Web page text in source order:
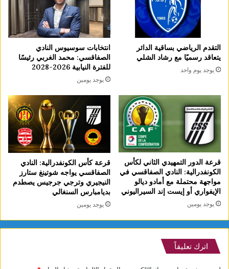
التقدم الرياضي بساقية الدائر
يتعاقد رسميًا مع رشاد الشلي
يوجد يوم واحد
انتخابات سوسيوس النادي
الصفاقسي: محمد الغربي رئيسًا
للفترة النيابية 2026-2028
يوجد يومين
قرعة الدور التمهيدي الثاني لكأس
الكونفدرالية: النادي الصفاقسي في
مواجهة محتملة مع أمادو ديالو
الإيفواري أو إيست إند السيراليوني
يوجد يومين
قرعة كأس الكونفدرالية: النادي
الصفاقسي يواجه شوتينغ ستارز
النيجيري وترجي جرجيس يصطدم
بديامبارس السنغالي
يوجد يومين
اترك تعليقاً